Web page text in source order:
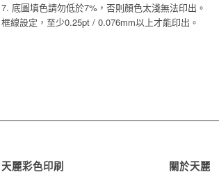
7. 底圖填色請勿低於7%，否則顏色太淺無法印出。
框線設定，至少0.25pt / 0.076mm以上才能印出。
天麗彩色印刷 關於天麗